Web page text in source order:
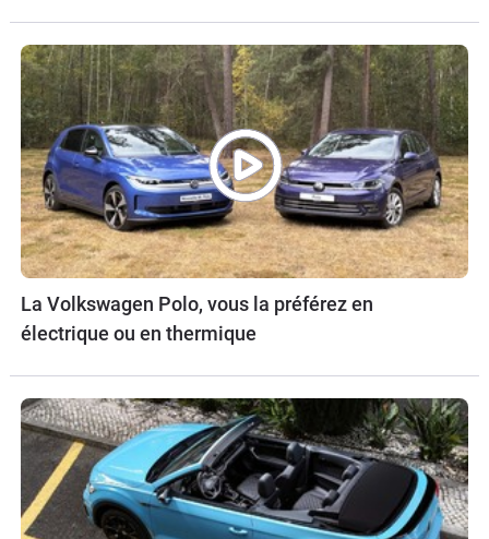
La Volkswagen Polo, vous la préférez en
électrique ou en thermique